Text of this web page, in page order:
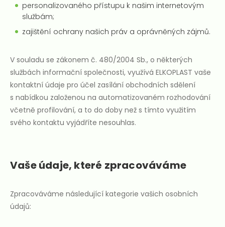
personalizovaného přístupu k našim internetovým
službám;
zajištění ochrany našich práv a oprávněných zájmů.
V souladu se zákonem č. 480/2004 Sb., o některých
službách informační společnosti, využívá ELKOPLAST vaše
kontaktní údaje pro účel zasílání obchodních sdělení
s nabídkou založenou na automatizovaném rozhodování
včetně profilování, a to do doby než s tímto využitím
svého kontaktu vyjádříte nesouhlas.
Vaše údaje, které zpracováváme
Zpracováváme následující kategorie vašich osobních
údajů: